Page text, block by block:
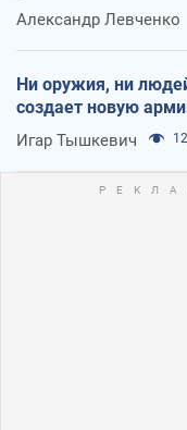
Александр Левченко
Ни оружия, ни
создает новую
Игар Тышкевич